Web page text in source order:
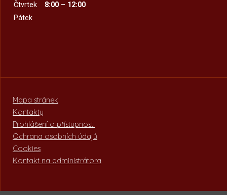
Čtvrtek
8:00 – 12:00
Pátek
Mapa stránek
Kontakty
Prohlášení o přístupnosti
Ochrana osobních údajů
Cookies
Kontakt na administrátora